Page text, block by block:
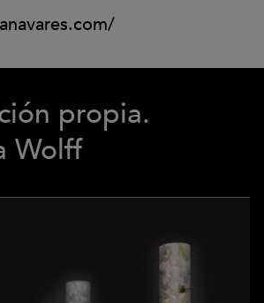
(Abre en nueva
propia.
Wolff